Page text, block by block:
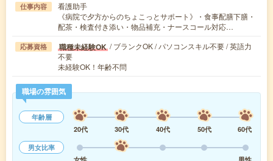
仕事内容
看護助手
《病院で夕方からのちょこっとサポート》・食事配膳下膳・
配茶・検査付き添い・物品補充・ナースコール対応…
応募資格 職種未経験OK / ブランクOK / パソコンスキル不要 / 英語力
不要
未経験OK！年齢不問
職場の雰囲気
年齢層
20代
30代 40代 50代
60代
男女比率